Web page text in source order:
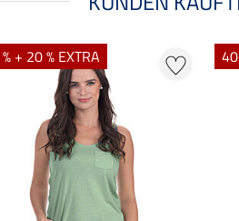
+ 20 % EXTRA